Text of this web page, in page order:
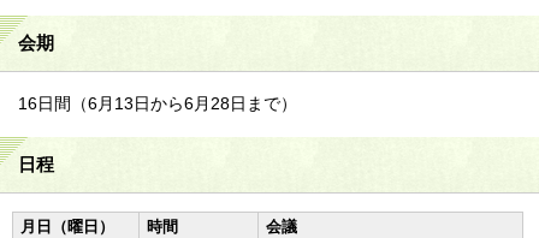
会期
16日間（6月13日から6月28日まで）
日程
月日（曜日） 時間
会議